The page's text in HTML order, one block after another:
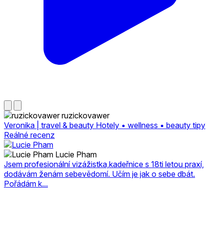
ruzickovawer
Veronika | travel & beauty Hotely • wellness • beauty tipy
Reálné recenz
Lucie Pham
Jsem profesionální vizážistka,kadeřnice s 18ti letou praxí,
dodávám ženám sebevědomí. Učím je jak o sebe dbát.
Pořádám k...